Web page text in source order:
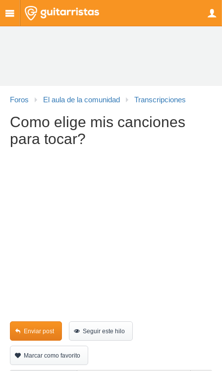
Foros El aula de la comunidad Transcripciones
Como elige mis canciones
para tocar?
Enviar post Seguir este hilo
Marcar como favorito